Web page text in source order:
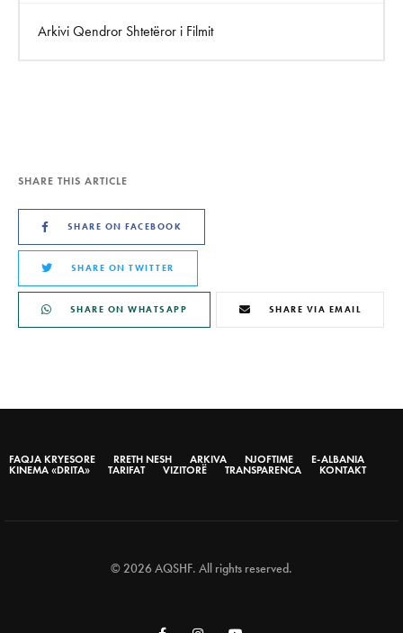
Arkivi Qendror Shtetëror i Filmit
SHARE THIS ARTICLE
SHARE ON FACEBOOK
SHARE ON TWITTER
SHARE ON WHATSAPP SHARE VIA EMAIL
FAQJA KRYESORE RRETH NESH ARKIVA NJOFTIME
E-ALBANIA
KINEMA «DRITA»
TARIFAT VIZITORË TRANSPARENCA KONTAKT
© 2026 AQSHF. All rights reserved.